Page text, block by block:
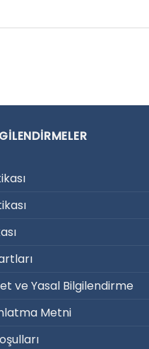
ve Yasal Bilgilendirme
Metni